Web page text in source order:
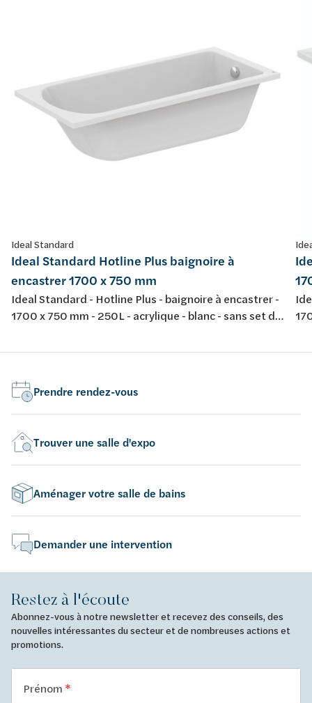
Ideal Standard
Ideal Standard Hotline Plus baignoire à
encastrer 1700 x 750 mm
Ideal Standard - Hotline Plus - baignoire à encastrer -
1700 x 750 mm - 250L - acrylique - blanc - sans set de
Prendre rendez-vous
Trouver une salle d'expo
Aménager votre salle de bains
Demander une intervention
Restez à l'écoute
Abonnez-vous à notre newsletter et recevez des conseils, des
nouvelles intéressantes du secteur et de nombreuses actions et
promotions.
Prénom